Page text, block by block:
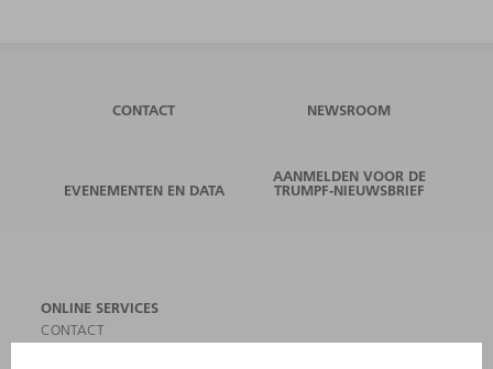
CONTACT NEWSROOM
EVENEMENTEN EN DATA
AANMELDEN VOOR DE
TRUMPF-NIEUWSBRIEF
ONLINE SERVICES
CONTACT